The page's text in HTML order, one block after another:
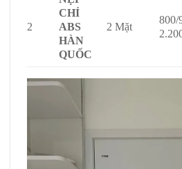
2
CHỈ
ABS
HÀN
QUỐC
2 Mặt
800/